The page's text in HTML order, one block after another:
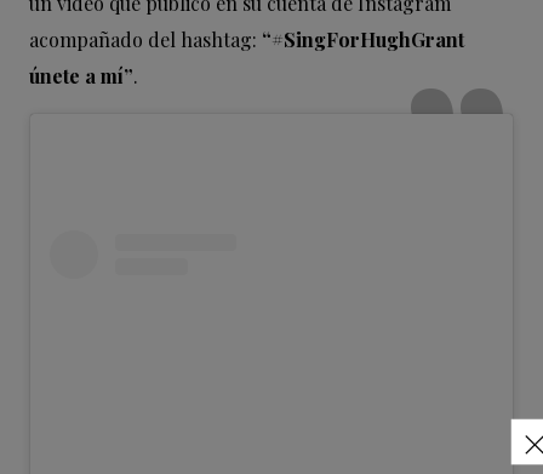
acompañado del hashtag: “#SingForHughGrant
únete a mí”.